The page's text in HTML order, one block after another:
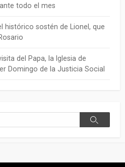
todo el mes
histórico sostén de Lionel, que
del Papa, la Iglesia de
Domingo de la Justicia Social
Buscar